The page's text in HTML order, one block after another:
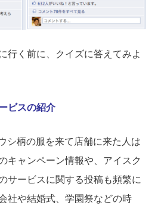
行く前に、クイズに答えてみよ
ビスの紹介
シ柄の服を来て店舗に来た人は
キャンペーン情報や、アイスク
サービスに関する投稿も頻繁に
社や結婚式、学園祭などの時